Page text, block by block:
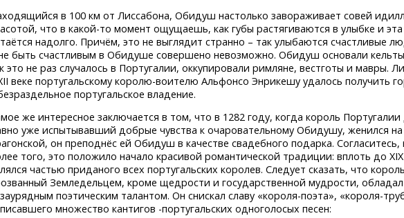
в 100 км от Лиссабона, Обидуш настолько завораживает совей
чтов какой-то момент ощущаешь, как губы растягиваются в улыбке и эта
надолго. Причём, это не выглядит странно – так улыбаются счастливые
быть счастливым в Обидуше совершено невозможно. Обидуш основали
это не раз случалось в Португалии, оккупировали римляне, вестготы и мавры.
веке португальскомукоролю-воителю Альфонсо Энрикешу удалось получить
португальское владение.
же интересное заключается в том, что в 1282 году, когда король
уже испытывавший добрые чувства к очаровательному Обидушу, женился
он преподнёс ей Обидуш в качестве свадебного подарка. Согласитесь,
того, это положило начало красивой романтической традиции: вплоть до
частью приданого всех португальских королев. Следует сказать, что
Земледельцем, кроме щедрости и государственной мудрости,
поэтическим талантом. Он снискал славу «короля-поэта», «короля-
множество кантигов -португальских одноголосых песен: